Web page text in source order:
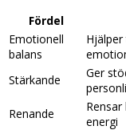
Fördel
Emotionell
balans
Stärkande
Ger
Renande
energi